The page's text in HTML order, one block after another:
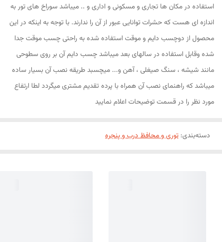
استفاده در مکان ها تجاری و مسکونی و اداری و .. میباشد سوراخ های تور به
اندازه ای هست که حشرات توانایی عبور از آن را ندارند. با توجه به اینکه در این
محصول از دوچسب دایم و موقت استفاده شده به راحتی چسب موقت جدا
شده وقابل استفاده در سالهای بعد میباشد چسب دایم آن بر روی سطوحی
مانند شیشه ، سنگ صیغلی ، آهن و... میچسبد طریقه نصب آن بسیار ساده
میباشد که راهنمای نصب آن همراه با پرده تقدیم مشتری میگردد لطا ارتفاع
مورد نظر را در قسمت توضیحات اعلام نمایید
دسته‌بندی: توری و محافظ درب و پنجره